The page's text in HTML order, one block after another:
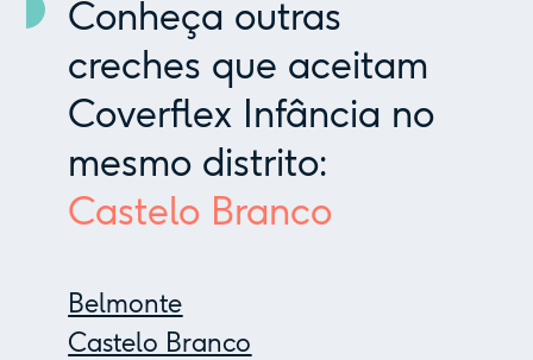
Conheça outras
creches que aceitam
Coverflex Infância no
mesmo distrito:
Castelo Branco
Belmonte
Castelo Branco